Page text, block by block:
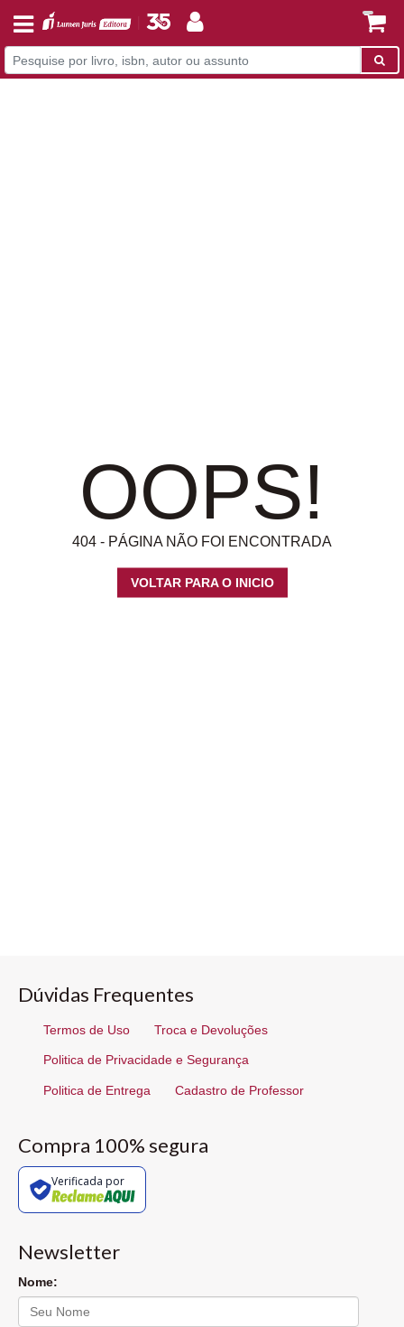
OOPS!
404 - PÁGINA NÃO FOI ENCONTRADA
VOLTAR PARA O INICIO
Dúvidas Frequentes
Termos de Uso Troca e Devoluções
Politica de Privacidade e Segurança
Politica de Entrega Cadastro de Professor
Compra 100% segura
Verificada por
Newsletter
Nome: